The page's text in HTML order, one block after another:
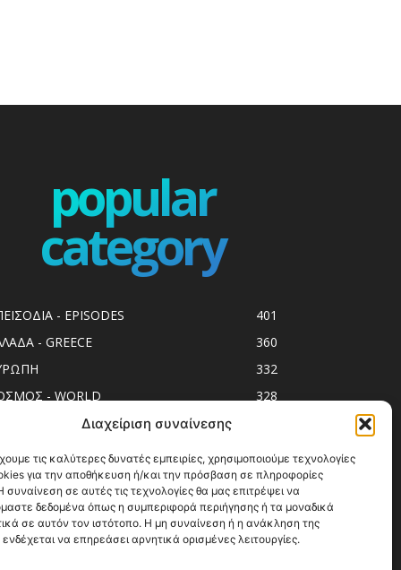
Διαχείριση συναίνεσης
τις καλύτερες δυνατές εμπειρίες, χρησιμοποιούμε τεχνολογίες
για την αποθήκευση ή/και την πρόσβαση σε πληροφορίες
σε αυτές τις τεχνολογίες θα μας επιτρέψει να
δεδομένα όπως η συμπεριφορά περιήγησης ή τα μοναδικά
σε αυτόν τον ιστότοπο. Η μη συναίνεση ή η ανάκληση της
να επηρεάσει αρνητικά ορισμένες λειτουργίες.
popular
category
- EPISODES
401
- GREECE
360
332
- WORLD
328
spots
294
Release
250
247
ΟΔΗΓΟΙ
215